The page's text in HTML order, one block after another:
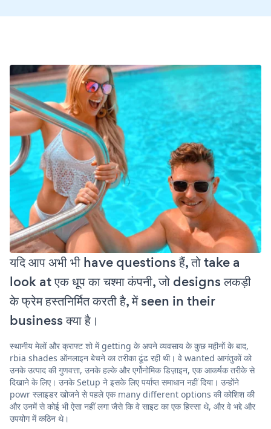
यदि आप अभी भी have questions हैं, तो take a
look at एक धूप का चश्मा कंपनी, जो designs लकड़ी
के फ्रेम हस्तनिर्मित करती है, में seen in their
business क्या है।
स्थानीय मेलों और क्राफ्ट शो में getting के अपने व्यवसाय के कुछ महीनों के बाद,
rbia shades ऑनलाइन बेचने का तरीका ढूंढ रही थी। वे wanted आगंतुकों को
उनके उत्पाद की गुणवत्ता, उनके हल्के और एर्गोनोमिक डिज़ाइन, एक आकर्षक तरीके से
दिखाने के लिए। उनके Setup ने इसके लिए पर्याप्त समाधान नहीं दिया। उन्होंने
powr स्लाइडर खोजने से पहले एक many different options की कोशिश की
और उनमें से कोई भी ऐसा नहीं लगा जैसे कि वे साइट का एक हिस्सा थे, और वे भद्दे और
उपयोग में कठिन थे।